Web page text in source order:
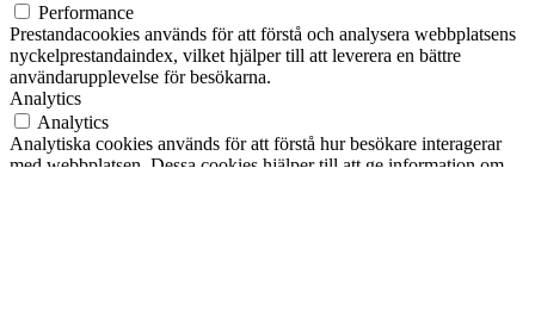
Performance
Prestandacookies används för att förstå och analysera webbplatsens
nyckelprestandaindex, vilket hjälper till att leverera en bättre
användarupplevelse för besökarna.
Analytics
Analytics
Analytiska cookies används för att förstå hur besökare interagerar
med webbplatsen. Dessa cookies hjälper till att ge information om